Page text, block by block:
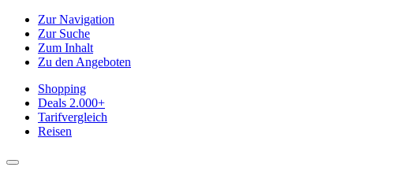
Zur Navigation
Zur Suche
Zum Inhalt
Zu den Angeboten
Shopping
Deals 2.000+
Tarifvergleich
Reisen